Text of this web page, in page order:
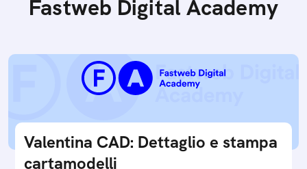
Fastweb Digital Academy
Valentina CAD: Dettaglio e stampa
cartamodelli